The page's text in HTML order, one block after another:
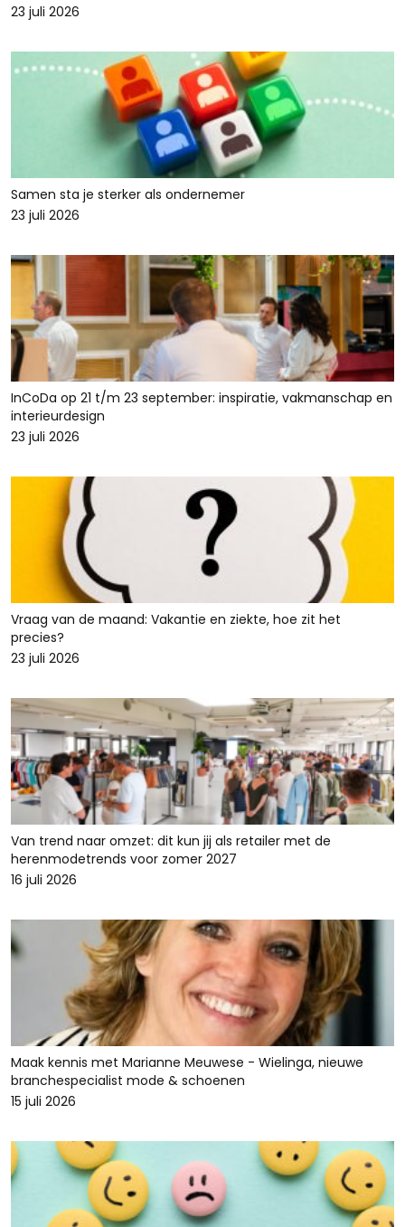
23 juli 2026
Samen sta je sterker als ondernemer
23 juli 2026
InCoDa op 21 t/m 23 september: inspiratie, vakmanschap en
interieurdesign
23 juli 2026
Vraag van de maand: Vakantie en ziekte, hoe zit het
precies?
23 juli 2026
Van trend naar omzet: dit kun jij als retailer met de
herenmodetrends voor zomer 2027
16 juli 2026
Maak kennis met Marianne Meuwese - Wielinga, nieuwe
branchespecialist mode & schoenen
15 juli 2026